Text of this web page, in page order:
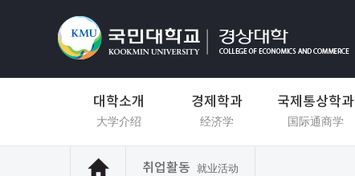
대학소개
大学介绍
경제학과
经济学
국제통상학과
国际通商学
취업활동 就业活动